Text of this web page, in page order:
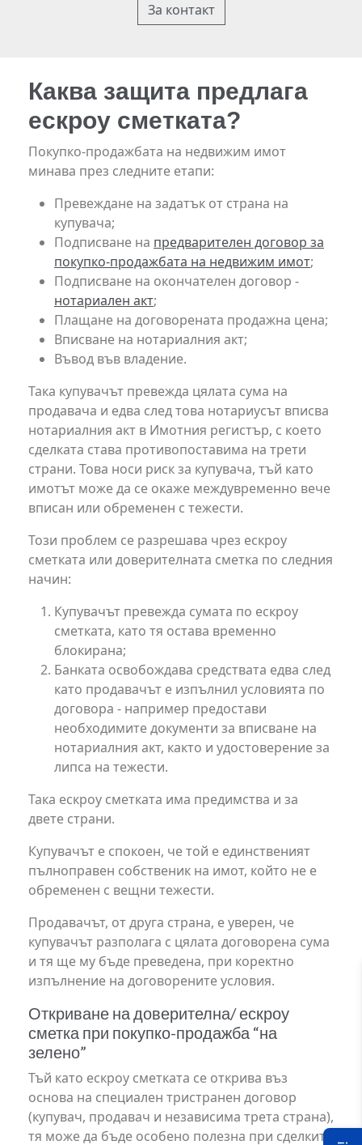
За контакт
Каква защита предлага
ескроу сметката?
Покупко-продажбата на недвижим имот
минава през следните етапи:
Превеждане на задатък от страна на
купувача;
Подписване на предварителен договор за
покупко-продажбата на недвижим имот;
Подписване на окончателен договор -
нотариален акт;
Плащане на договорената продажна цена;
Вписване на нотариалния акт;
Въвод във владение.
Така купувачът превежда цялата сума на
продавача и едва след това нотариусът вписва
нотариалния акт в Имотния регистър, с което
сделката става противопоставима на трети
страни. Това носи риск за купувача, тъй като
имотът може да се окаже междувременно вече
вписан или обременен с тежести.
Този проблем се разрешава чрез ескроу
сметката или доверителната сметка по следния
начин:
Купувачът превежда сумата по ескроу
сметката, като тя остава временно
блокирана;
Банката освобождава средствата едва след
като продавачът е изпълнил условията по
договора - например предостави
необходимите документи за вписване на
нотариалния акт, както и удостоверение за
липса на тежести.
Така ескроу сметката има предимства и за
двете страни.
Купувачът е спокоен, че той е единственият
пълноправен собственик на имот, който не е
обременен с вещни тежести.
Продавачът, от друга страна, е уверен, че
купувачът разполага с цялата договорена сума
и тя ще му бъде преведена, при коректно
изпълнение на договорените условия.
Откриване на доверителна/ ескроу
сметка при покупко-продажба “на
зелено”
Тъй като ескроу сметката се открива въз
основа на специален тристранен договор
(купувач, продавач и независима трета страна),
тя може да бъде особено полезна при сделките